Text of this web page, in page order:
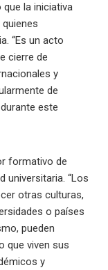
que la iniciativa
“Es un acto
cierre de
y
de
este
formativo de
universitaria. “Los
otras culturas,
o países
pueden
que viven sus
y